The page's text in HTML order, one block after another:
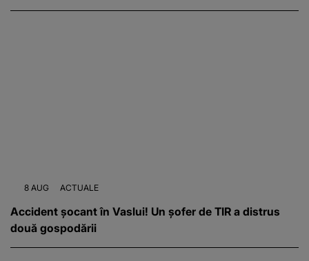
8 AUG ACTUALE
Accident șocant în Vaslui! Un șofer de TIR a distrus
două gospodării